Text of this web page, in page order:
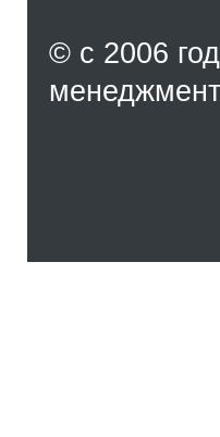
© с 2006